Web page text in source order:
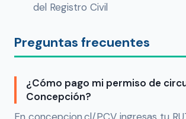
del Registro Civil
Preguntas frecuentes
¿Cómo pago mi permiso de
Concepción?